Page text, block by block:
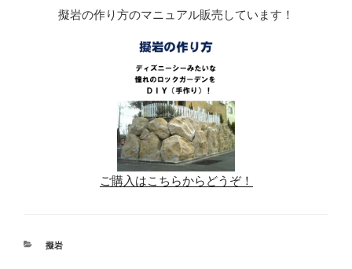
擬岩の作り方のマニュアル販売しています！
ご購入はこちらからどうぞ！
カ
擬岩